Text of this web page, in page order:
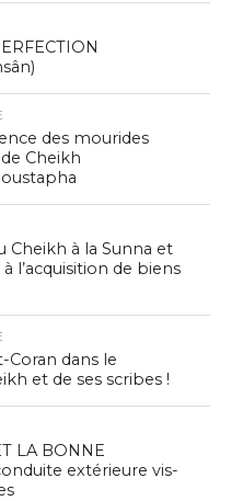
des mourides
Cheikh
Cheikh à la Sunna et
l’acquisition de biens
Coran dans le
et de ses scribes !
LA BONNE
extérieure vis-